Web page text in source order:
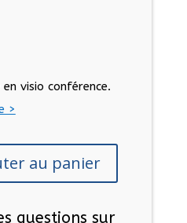
visio conférence.
>
au panier
questions sur